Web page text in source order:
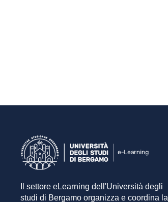
Il settore eLearning dell'Università degli
studi di Bergamo organizza e coordina la